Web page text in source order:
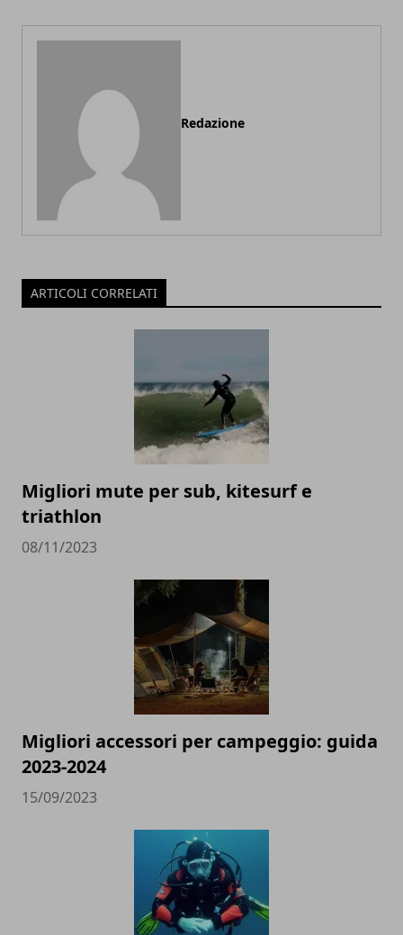
Redazione
ARTICOLI CORRELATI
Migliori mute per sub, kitesurf e
triathlon
08/11/2023
Migliori accessori per campeggio: guida
2023-2024
15/09/2023